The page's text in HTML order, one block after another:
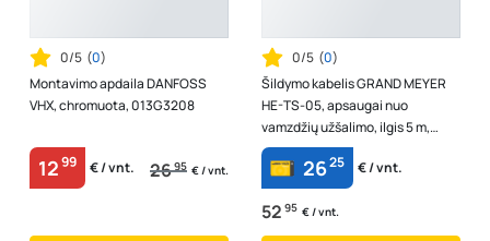
0/5 (0)
Montavimo apdaila DANFOSS
VHX, chromuota, 013G3208
1299 € / vnt. 2695 € / vnt.
0/5 (0)
Šildymo kabelis GRAND MEYER
HE-TS-05, apsaugai nuo
vamzdžių užšalimo, ilgis 5 m,
galia 16 W/m, įtampa 230 V, galia
80 W
2625 € / vnt.
52 95 € / vnt.